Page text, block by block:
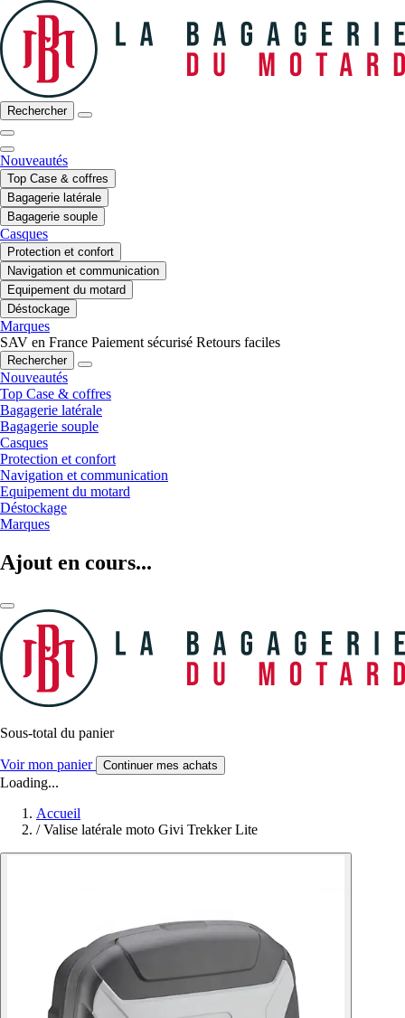
Rechercher
Nouveautés
Top Case & coffres
Bagagerie latérale
Bagagerie souple
Casques
Protection et confort
Navigation et communication
Equipement du motard
Déstockage
Marques
SAV en France Paiement sécurisé Retours faciles
Rechercher
Nouveautés
Top Case & coffres
Bagagerie latérale
Bagagerie souple
Casques
Protection et confort
Navigation et communication
Equipement du motard
Déstockage
Marques
Ajout en cours...
Sous-total du panier
Voir mon panier Continuer mes achats
Loading...
Accueil
/ Valise latérale moto Givi Trekker Lite